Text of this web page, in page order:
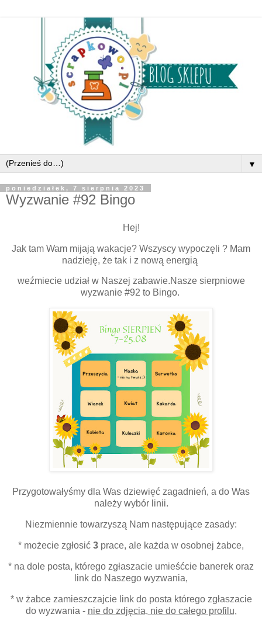
▼
poniedziałek, 7 sierpnia 2023
Wyzwanie #92 Bingo
Hej!
Jak tam Wam mijają wakacje? Wszyscy wypoczęli ? Mam
nadzieję, że tak i z nową energią
weźmiecie udział w Naszej zabawie.Nasze sierpniowe
wyzwanie #92 to Bingo.
Przygotowałyśmy dla Was dziewięć zagadnień, a do Was
należy wybór linii.
Niezmiennie towarzyszą Nam następujące zasady:
* możecie zgłosić 3 prace, ale każda w osobnej żabce,
* na dole posta, którego zgłaszacie umieśćcie banerek oraz
link do Naszego wyzwania,
* w żabce zamieszczajcie link do posta którego zgłaszacie
do wyzwania - nie do zdjęcia, nie do całego profilu,